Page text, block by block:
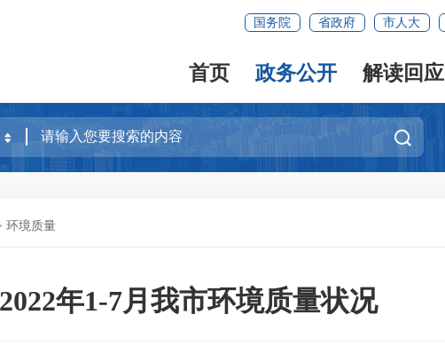
国务院 省政府 市人大
首页 政务公开 解读回应
环境质量
2022年1-7月我市环境质量状况